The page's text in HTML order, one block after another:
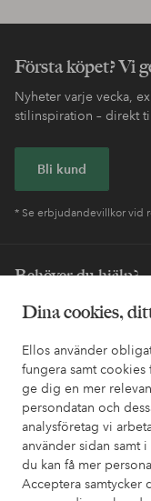
Dina cookies,
Ellos använder
fungera samt cookies
ge dig en mer
persondatan och
analysföretag vi
använder sidan samt
du kan få mer
Acceptera samtycker
Första köpet? Vi
Nyheter varje vecka,
stilinspiration – direkt
Bli kund
* Se erbjudandevillkor vid
Behöver du hjälp?
I vår FAQ hittar du
också information om
Kundservice
Mina sidor